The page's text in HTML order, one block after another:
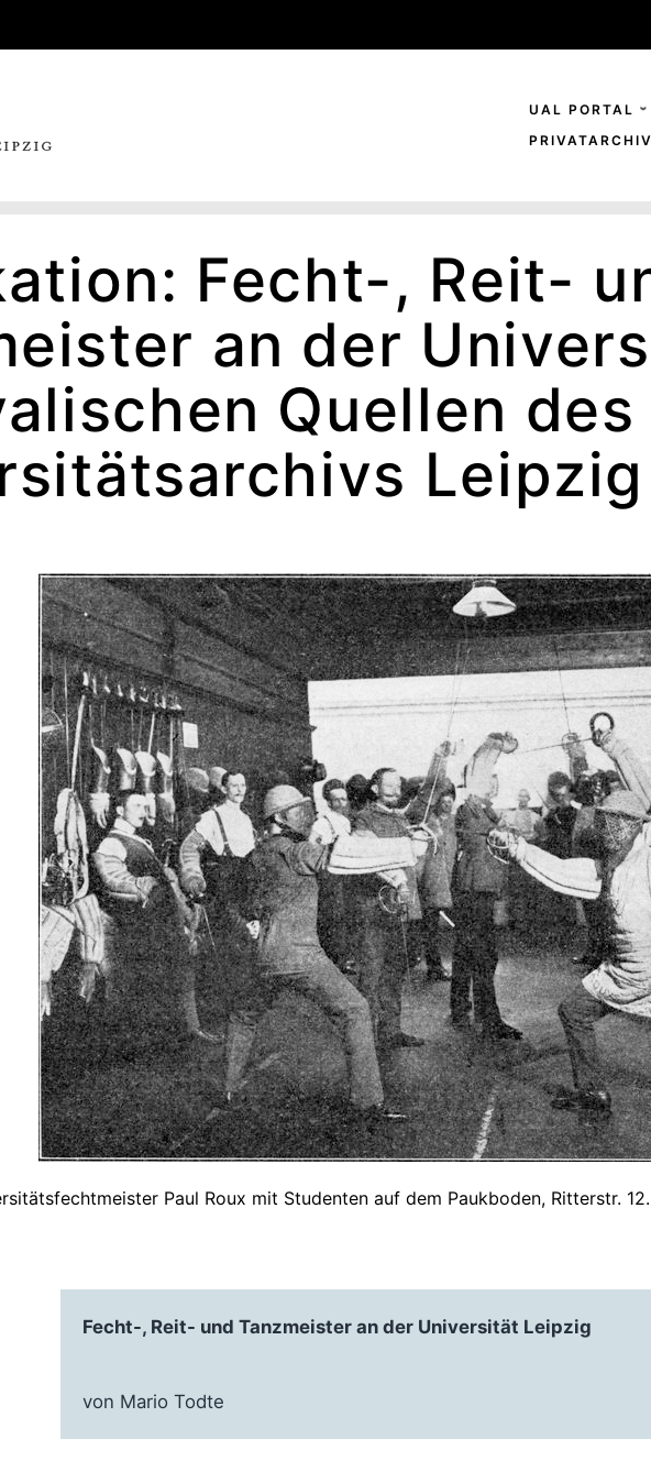
UAL PORTAL
Fecht-, Reit-
an der
Quellen des
Leipzig
Paul Roux mit Studenten auf dem Paukboden, Ritterstr.
Fecht-, Reit- und Tanzmeister an der Universität Leipzig
von Mario Todte